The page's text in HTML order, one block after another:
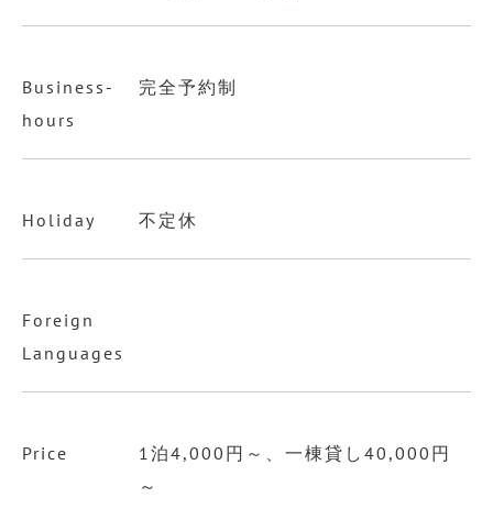
Business-
hours
完全予約制
Holiday 不定休
Foreign
Languages
Price
1泊4,000円～、一棟貸し40,000円
～